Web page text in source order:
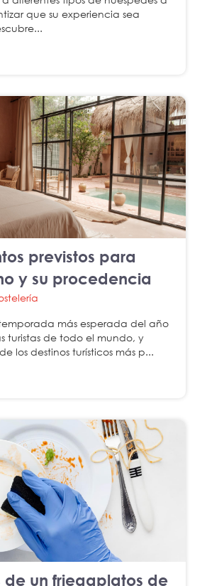
que su experiencia sea
previstos para
y su procedencia
más esperada del año
turistas de todo el mundo, y
los destinos turísticos más p...
de un friegaplatos de